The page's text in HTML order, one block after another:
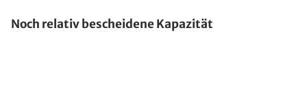
Noch relativ bescheidene Kapazität